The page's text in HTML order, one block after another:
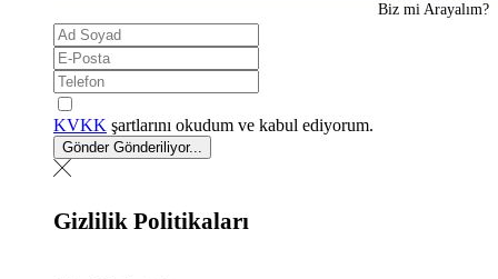
Biz mi Arayalım?
KVKK şartlarını okudum ve kabul ediyorum.
Gönder Gönderiliyor...
Gizlilik Politikaları